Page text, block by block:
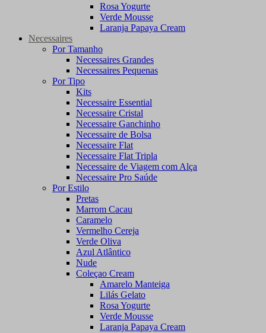
Rosa Yogurte
Verde Mousse
Laranja Papaya Cream
Necessaires
Por Tamanho
Necessaires Grandes
Necessaires Pequenas
Por Tipo
Kits
Necessaire Essential
Necessaire Cristal
Necessaire Ganchinho
Necessaire de Bolsa
Necessaire Flat
Necessaire Flat Tripla
Necessaire de Viagem com Alça
Necessaire Pro Saúde
Por Estilo
Pretas
Marrom Cacau
Caramelo
Vermelho Cereja
Verde Oliva
Azul Atlântico
Nude
Coleçao Cream
Amarelo Manteiga
Lilás Gelato
Rosa Yogurte
Verde Mousse
Laranja Papaya Cream